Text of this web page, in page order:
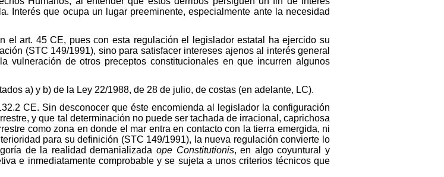
Interés que ocupa un lugar preeminente, especialmente ante la necesidad
el art. 45 CE, pues con esta regulación el legislador estatal ha ejercido su
(STC 149/1991), sino para satisfacer intereses ajenos al interés general
vulneración de otros preceptos constitucionales en que incurren algunos
a) y b) de la Ley 22/1988, de 28 de julio, de costas (en adelante, LC).
CE. Sin desconocer que éste encomienda al legislador la configuración
y que tal determinación no puede ser tachada de irracional, caprichosa
como zona en donde el mar entra en contacto con la tierra emergida, ni
para su definición (STC 149/1991), la nueva regulación convierte lo
de la realidad demanializadaope Constitutionis, en algo coyuntural y
e inmediatamente comprobable y se sujeta a unos criterios técnicos que